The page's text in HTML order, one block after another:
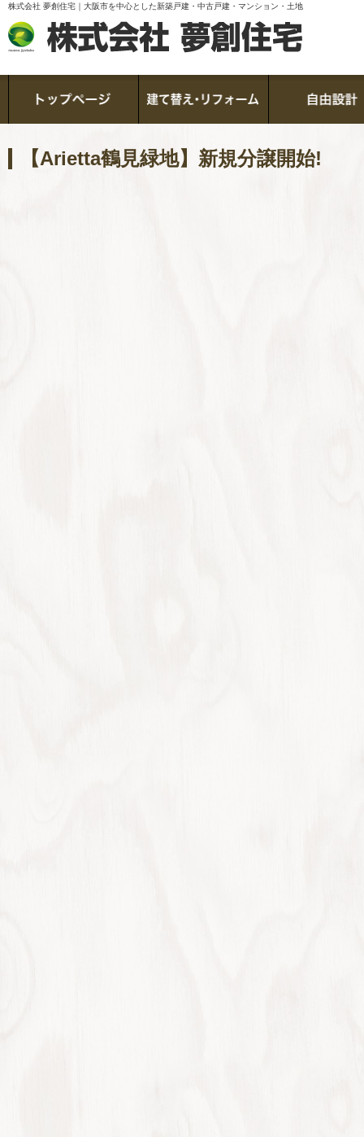
株式会社 夢創住宅｜大阪市を中心とした新築戸建・中古戸建・マンション・土地
【Arietta鶴見緑地】新規分譲開始!